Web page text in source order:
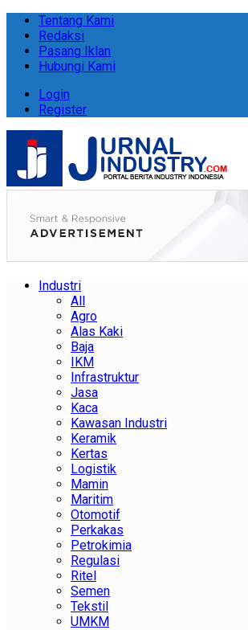
Tentang Kami
Redaksi
Pasang Iklan
Hubungi Kami
Login
Register
Industri
All
Agro
Alas Kaki
Baja
IKM
Infrastruktur
Jasa
Kaca
Kawasan Industri
Keramik
Kertas
Logistik
Mamin
Maritim
Otomotif
Perkakas
Petrokimia
Regulasi
Ritel
Semen
Tekstil
UMKM